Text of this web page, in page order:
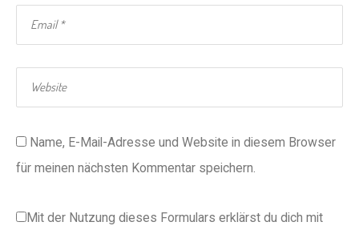
Name, E-Mail-Adresse und Website in diesem Browser
für meinen nächsten Kommentar speichern.
Mit der Nutzung dieses Formulars erklärst du dich mit